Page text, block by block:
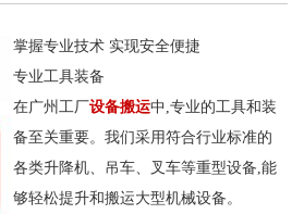
掌握专业技术 实现安全便捷
专业工具装备
在广州工厂设备搬运中,专业的工具和装
备至关重要。我们采用符合行业标准的
各类升降机、吊车、叉车等重型设备,能
够轻松提升和搬运大型机械设备。